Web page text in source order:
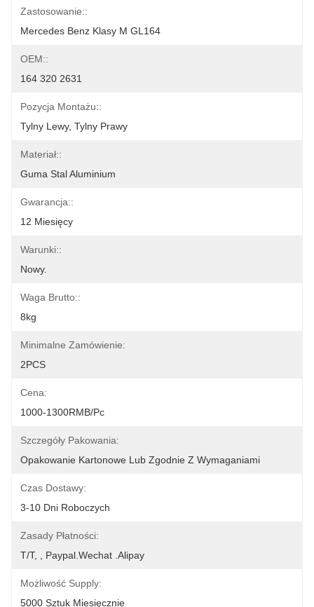
Zastosowanie::
Mercedes Benz Klasy M GL164
OEM::
164 320 2631
Pozycja Montażu::
Tylny Lewy, Tylny Prawy
Materiał::
Guma Stal Aluminium
Gwarancja::
12 Miesięcy
Warunki::
Nowy.
Waga Brutto::
8kg
Minimalne Zamówienie:
2PCS
Cena:
1000-1300RMB/Pc
Szczegóły Pakowania:
Opakowanie Kartonowe Lub Zgodnie Z Wymaganiami
Czas Dostawy:
3-10 Dni Roboczych
Zasady Płatności:
T/T, , Paypal.Wechat .Alipay
Możliwość Supply:
5000 Sztuk Miesięcznie